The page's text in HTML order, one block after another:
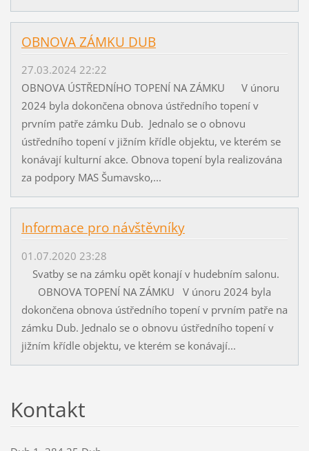
OBNOVA ZÁMKU DUB
27.03.2024 22:22
OBNOVA ÚSTŘEDNÍHO TOPENÍ NA ZÁMKU V únoru
2024 byla dokončena obnova ústředního topení v
prvním patře zámku Dub. Jednalo se o obnovu
ústředního topení v jižním křídle objektu, ve kterém se
konávají kulturní akce. Obnova topení byla realizována
za podpory MAS Šumavsko,...
Informace pro návštěvníky
01.07.2020 23:28
Svatby se na zámku opět konají v hudebním salonu.
OBNOVA TOPENÍ NA ZÁMKU V únoru 2024 byla
dokončena obnova ústředního topení v prvním patře na
zámku Dub. Jednalo se o obnovu ústředního topení v
jižním křídle objektu, ve kterém se konávají...
Kontakt